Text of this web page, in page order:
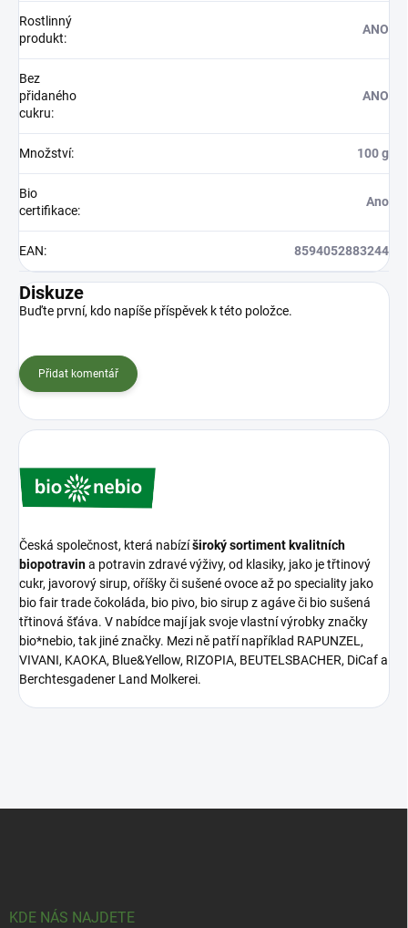
Rostlinný
produkt:
ANO
Bez
přidaného
cukru:
ANO
Množství: 100 g
Bio
certifikace:
Ano
EAN: 8594052883244
Diskuze
Buďte první, kdo napíše příspěvek k této položce.
Přidat komentář
Česká společnost, která nabízíširoký sortiment kvalitních
biopotravina potravin zdravé výživy, od klasiky, jako je třtinový
cukr, javorový sirup, oříšky či sušené ovoce až po speciality jako
bio fair trade čokoláda, bio pivo, bio sirup z agáve či bio sušená
třtinová šťáva. V nabídce mají jak svoje vlastní výrobky značky
bio*nebio, tak jiné značky. Mezi ně patří například RAPUNZEL,
VIVANI, KAOKA, Blue&Yellow, RIZOPIA, BEUTELSBACHER, DiCaf a
Berchtesgadener Land Molkerei.
KDE NÁS NAJDETE